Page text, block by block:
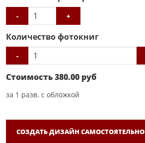
- +
Количество фотокниг
-
Стоимость380.00 руб
за 1 разв. с обложкой
СОЗДАТЬ ДИЗАЙН САМОСТОЯТЕЛЬНО